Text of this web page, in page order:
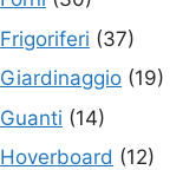
Frigoriferi (37)
Giardinaggio (19)
Guanti (14)
Hoverboard (12)